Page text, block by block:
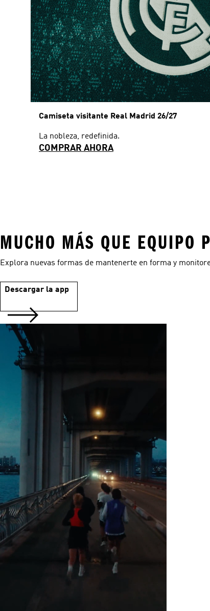
Camiseta visitante Real Madrid 26/27
La nobleza, redefinida.
COMPRAR AHORA
MUCHO MÁS QUE EQUIPO
Explora nuevas formas de mantenerte en forma y
Descargar la app